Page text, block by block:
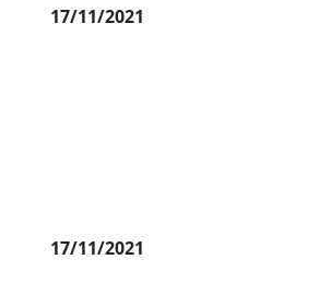
17/11/2021
17/11/2021